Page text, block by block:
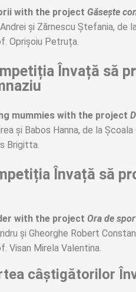
with the project Găsește
și Zărnescu Ștefania, de
Oprișoiu Petruța.
Învață să
mummies with the project
și Babos Hanna, de la
Brigitta.
Învață să
with the project Ora de
și Gheorghe Robert
Visan Mirela Valentina.
câștigătorilor